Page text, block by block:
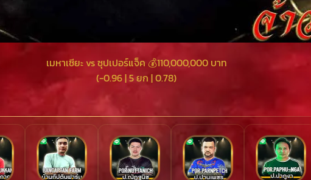
เมหาเซียะ vs ซุปเปอร์แจ็ค 💰110,000,000 บาท
(-0.96 | 5 ยก | 0.78)